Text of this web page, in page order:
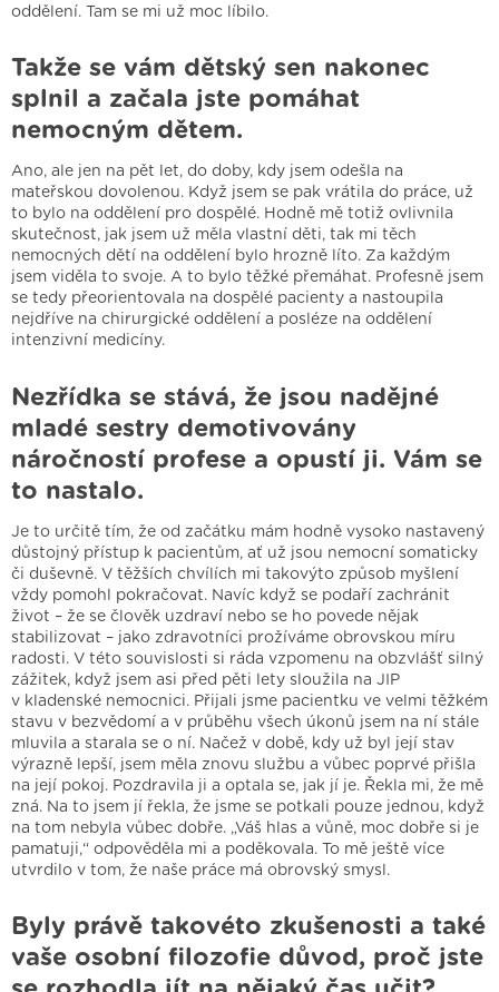
oddělení. Tam se mi už moc líbilo.
Takže se vám dětský sen nakonec
splnil a začala jste pomáhat
nemocným dětem.
Ano, ale jen na pět let, do doby, kdy jsem odešla na
mateřskou dovolenou. Když jsem se pak vrátila do práce, už
to bylo na oddělení pro dospělé. Hodně mě totiž ovlivnila
skutečnost, jak jsem už měla vlastní děti, tak mi těch
nemocných dětí na oddělení bylo hrozně líto. Za každým
jsem viděla to svoje. A to bylo těžké přemáhat. Profesně jsem
se tedy přeorientovala na dospělé pacienty a nastoupila
nejdříve na chirurgické oddělení a posléze na oddělení
intenzivní medicíny.
Nezřídka se stává, že jsou nadějné
mladé sestry demotivovány
náročností profese a opustí ji. Vám se
to nastalo.
Je to určitě tím, že od začátku mám hodně vysoko nastavený
důstojný přístup k pacientům, ať už jsou nemocní somaticky
či duševně. V těžších chvílích mi takovýto způsob myšlení
vždy pomohl pokračovat. Navíc když se podaří zachránit
život – že se člověk uzdraví nebo se ho povede nějak
stabilizovat – jako zdravotníci prožíváme obrovskou míru
radosti. V této souvislosti si ráda vzpomenu na obzvlášť silný
zážitek, když jsem asi před pěti lety sloužila na JIP
v kladenské nemocnici. Přijali jsme pacientku ve velmi těžkém
stavu v bezvědomí a v průběhu všech úkonů jsem na ní stále
mluvila a starala se o ní. Načež v době, kdy už byl její stav
výrazně lepší, jsem měla znovu službu a vůbec poprvé přišla
na její pokoj. Pozdravila ji a optala se, jak jí je. Řekla mi, že mě
zná. Na to jsem jí řekla, že jsme se potkali pouze jednou, když
na tom nebyla vůbec dobře. „Váš hlas a vůně, moc dobře si je
pamatuji,“ odpověděla mi a poděkovala. To mě ještě více
utvrdilo v tom, že naše práce má obrovský smysl.
Byly právě takovéto zkušenosti a také
vaše osobní filozofie důvod, proč jste